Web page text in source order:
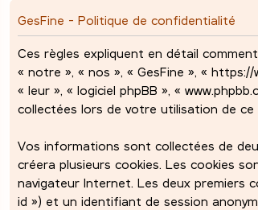
GesFine - Politique de confidentialité
Ces règles expliquent en détail
« notre », « nos », « GesFine », «
« leur », « logiciel phpBB », «
collectées lors de votre utilisation de
Vos informations sont collectées de
créera plusieurs cookies. Les cookies
navigateur Internet. Les deux premiers
id ») et un identifiant de session